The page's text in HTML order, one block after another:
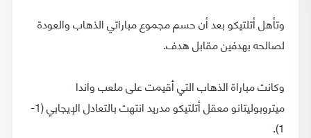
وتأهل أتلتيكو بعد أن حسم مجموع مباراتي الذهاب والعودة
لصالحه بهدفين مقابل هدف.
وكانت مباراة الذهاب التي أقيمت على ملعب واندا
ميتروبوليتانو معقل أتلتيكو مدريد انتهت بالتعادل الإيجابي (1-
1).